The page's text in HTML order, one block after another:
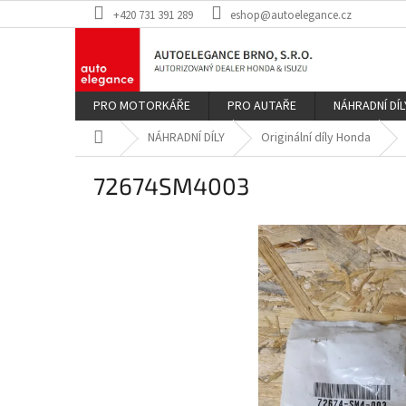
na
+420 731 391 289 eshop@autoelegance.cz
PRO MOTORKÁŘE PRO AUTAŘE NÁHRADNÍ
Domů NÁHRADNÍ DÍLY Originální díly Honda
72674SM4003